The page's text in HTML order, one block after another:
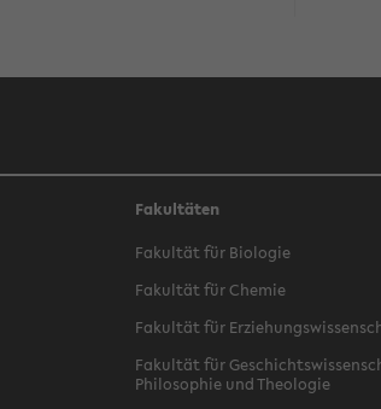
Fakultäten
Fakultät für Biologie
Fakultät für Chemie
Fakultät für
Fakultät für
Philosophie und Theologie